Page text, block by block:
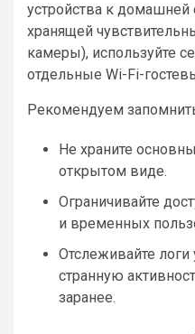
устройства к домашней
хранящей
камеры), используйте
отдельные Wi-Fi-
Рекомендуем
Не храните
открытом виде.
Ограничивайте
и временных
Отслеживайте логи
странную
заранее.